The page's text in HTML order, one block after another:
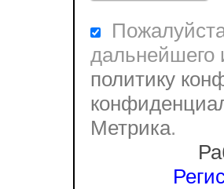
дальнейшего
политику
Метрика.